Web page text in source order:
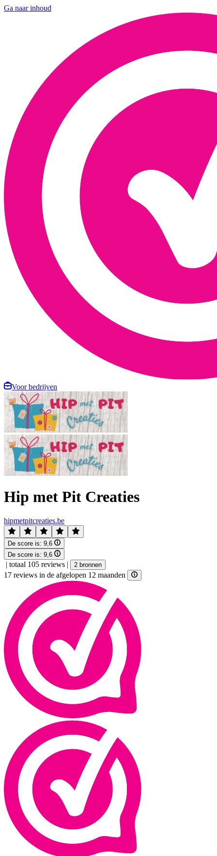
Ga naar inhoud
Voor bedrijven
Hip met Pit Creaties
hipmetpitcreaties.be
De score is: 9,6
De score is: 9,6
| totaal 105 reviews | 2 bronnen
17 reviews in de afgelopen 12 maanden